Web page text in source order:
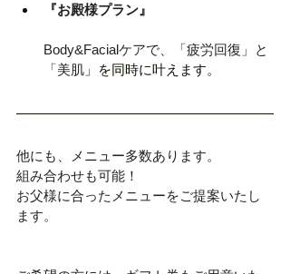
『お殿様プラン』
Body&Facialケアで、「疲労回復」と
「美肌 」を同時に叶えます。
他にも、メニュー多数あります。
組み合わせも可能！
お父様に合ったメニューをご提案いたし
ます。